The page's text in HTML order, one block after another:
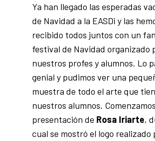
Ya han llegado las esperadas
de Navidad a la EASDi y las
recibido todos juntos con un
festival de Navidad organizado
nuestros profes y alumnos. Lo
genial y pudimos ver una
muestra de todo el arte que
nuestros alumnos.
presentación de Rosa Iriarte,
cual se mostró el logo realizado